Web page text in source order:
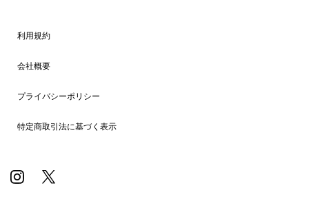
利用規約
会社概要
プライバシーポリシー
特定商取引法に基づく表示